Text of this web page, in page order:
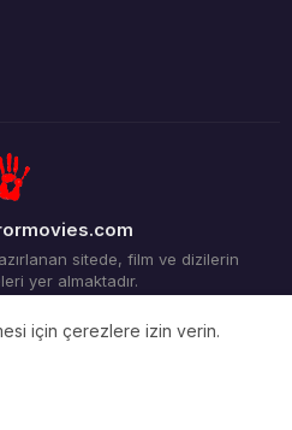
sitede, film ve dizilerin
yer almaktadır.
©2012-2026
için çerezlere izin verin.